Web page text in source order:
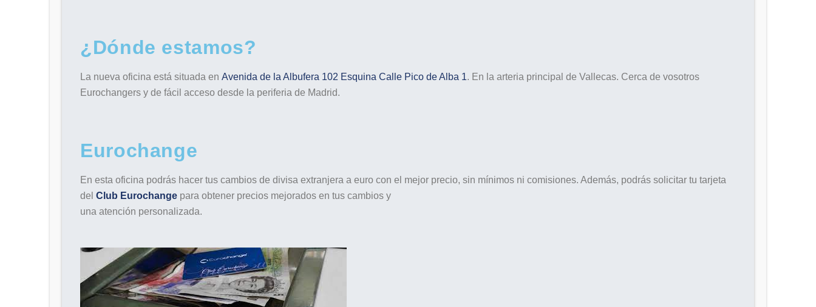
¿Dónde estamos?
La nueva oficina está situada en Avenida de la Albufera 102 Esquina Calle Pico de Alba 1. En la arteria principal de Vallecas. Cerca de vosotros
Eurochangers y de fácil acceso desde la periferia de Madrid.
Eurochange
En esta oficina podrás hacer tus cambios de divisa extranjera a euro con el mejor precio, sin mínimos ni comisiones. Además, podrás solicitar tu tarjeta
del Club Eurochange para obtener precios mejorados en tus cambios y
una atención personalizada.